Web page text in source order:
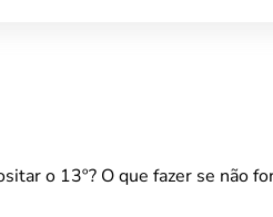
o 13º? O que fazer se não